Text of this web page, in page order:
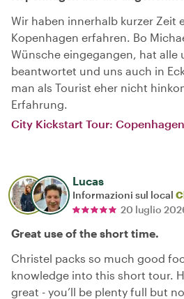
Wir haben innerhalb kurzer Zeit
Kopenhagen erfahren. Bo
Wünsche eingegangen, hat alle
beantwortet und uns auch in
man als Tourist eher nicht
Erfahrung.
City Kickstart Tour: Copenhagen
Lucas
Informazioni sul local
20 luglio
Great use of the short time.
Christel packs so much good
knowledge into this short tour.
great - you’ll be plenty full but